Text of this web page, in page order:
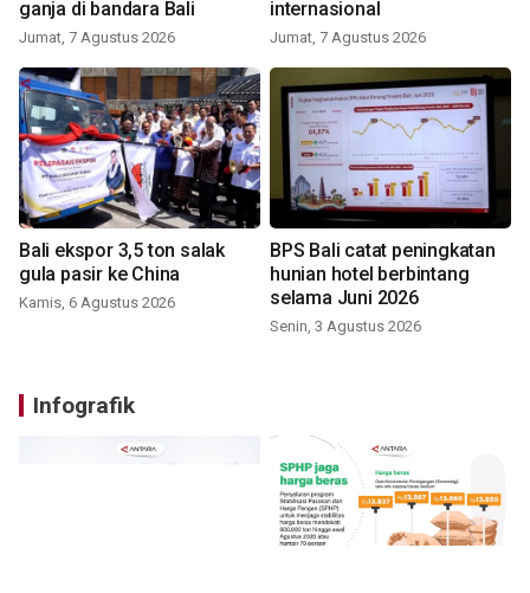
ganja di bandara Bali
Jumat, 7 Agustus 2026
internasional
Jumat, 7 Agustus 2026
Bali ekspor 3,5 ton salak
gula pasir ke China
Kamis, 6 Agustus 2026
BPS Bali catat peningkatan
hunian hotel berbintang
selama Juni 2026
Senin, 3 Agustus 2026
Infografik